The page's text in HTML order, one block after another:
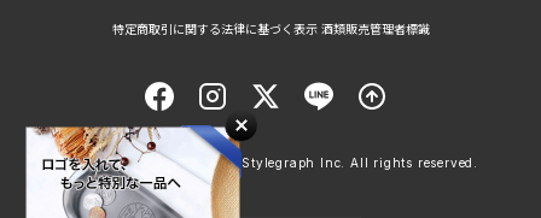
特定商取引に関する法律に基づく表示 酒類販売管理者標識
Copyright © 1998 - 2026 Stylegraph Inc. All rights reserved.